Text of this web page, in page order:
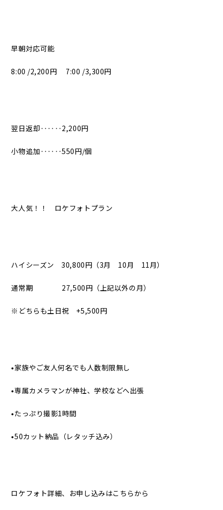
早朝対応可能
8:00 /2,200円 7:00 /3,300円
翌日返却‥‥‥2,200円
小物追加‥‥‥550円/個
大人気！！ ロケフォトプラン
ハイシーズン 30,800円（3月 10月 11月）
通常期 27,500円（上記以外の月）
※どちらも土日祝 +5,500円
•家族やご友人何名でも人数制限無し
•専属カメラマンが神社、学校などへ出張
•たっぷり撮影1時間
•50カット納品（レタッチ込み）
ロケフォト詳細、お申し込みはこちらから